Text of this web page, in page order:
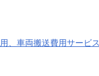
、車両搬送費用サービス